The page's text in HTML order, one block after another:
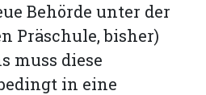
Behörde unter der
Präschule, bisher)
muss diese
in eine